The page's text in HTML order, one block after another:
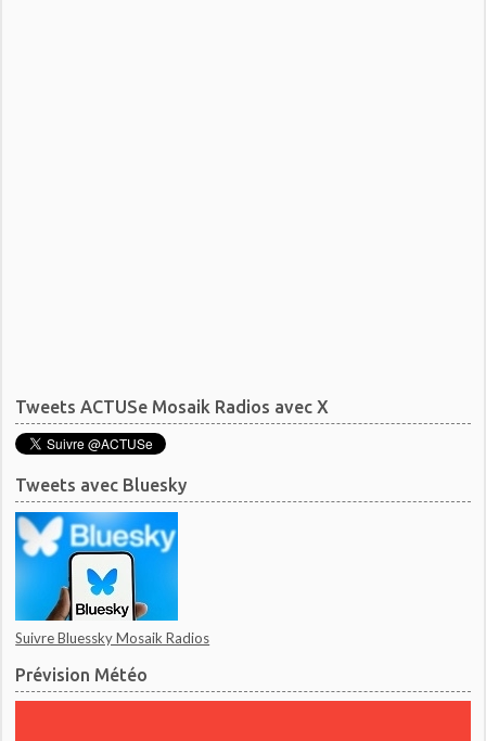
Tweets ACTUSe Mosaik Radios avec X
Tweets avec Bluesky
Suivre Bluessky Mosaik Radios
Prévision Météo